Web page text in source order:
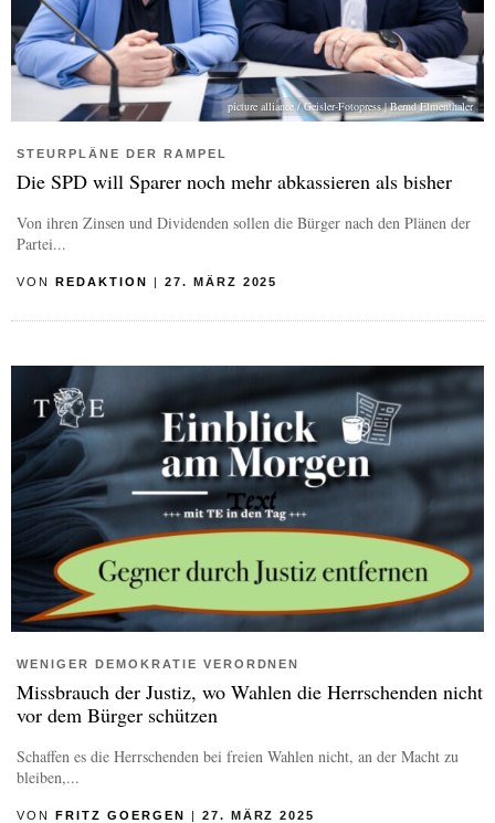
picture alliance / Geisler-Fotopress | Bernd Elmenthaler
STEURPLÄNE DER RAMPEL
Die SPD will Sparer noch mehr abkassieren als bisher
Von ihren Zinsen und Dividenden sollen die Bürger nach den Plänen der
Partei...
VON REDAKTION | 27. MÄRZ 2025
WENIGER DEMOKRATIE VERORDNEN
Missbrauch der Justiz, wo Wahlen die Herrschenden nicht
vor dem Bürger schützen
Schaffen es die Herrschenden bei freien Wahlen nicht, an der Macht zu
bleiben,...
VON FRITZ GOERGEN | 27. MÄRZ 2025